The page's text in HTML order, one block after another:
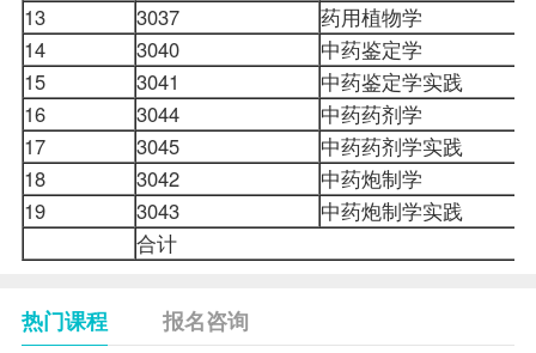
13
3037
药用植物学
14
3040
中药鉴定学
15
3041
中药鉴定学实践
16
3044 中药药剂学
17
3045
中药药剂学实践
18
3042
中药炮制学
19
3043
中药炮制学实践
合计
热门课程 报名咨询